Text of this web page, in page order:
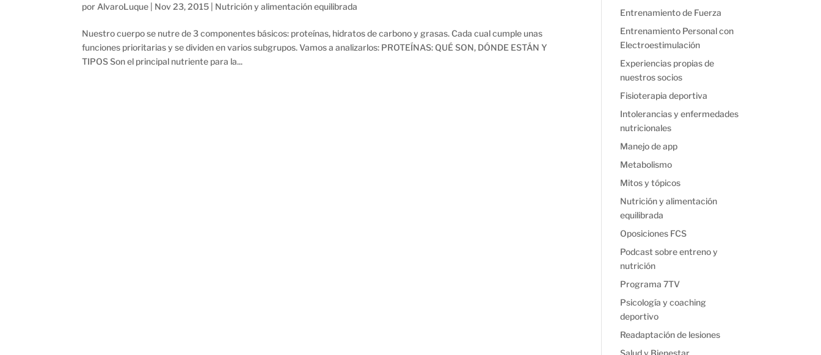
por AlvaroLuque Nov 23, 2015 Nutrición y alimentación equilibrada
Nuestro cuerpo se nutre de 3 componentes básicos: proteínas, hidratos de carbono y grasas. Cada cual cumple unas
funciones prioritarias y se dividen en varios subgrupos. Vamos a analizarlos: PROTEÍNAS: QUÉ SON, DÓNDE ESTÁN Y
TIPOS Son el principal nutriente para la...
Entrenamiento de Fuerza
Entrenamiento Personal con
Electroestimulación
Experiencias propias de
nuestros socios
Fisioterapia deportiva
Intolerancias y enfermedades
nutricionales
Manejo de app
Metabolismo
Mitos y tópicos
Nutrición y alimentación
equilibrada
Oposiciones FCS
Podcast sobre entreno y
nutrición
Programa 7TV
Psicología y coaching
deportivo
Readaptación de lesiones
Salud y Bienestar